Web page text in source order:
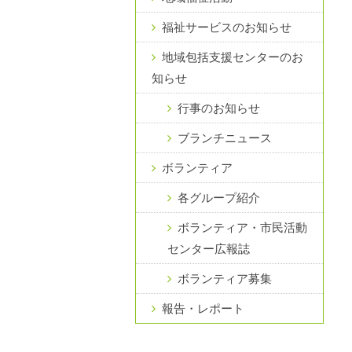
福祉サービスのお知らせ
地域包括支援センターのお
知らせ
行事のお知らせ
ブランチニュース
ボランティア
各グループ紹介
ボランティア・市民活動
センター広報誌
ボランティア募集
報告・レポート